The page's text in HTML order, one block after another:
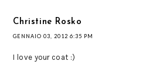
Christine Rosko
GENNAIO 03, 2012 6:35 PM
I love your coat :)